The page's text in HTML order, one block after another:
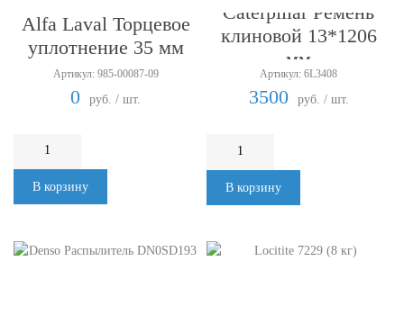
Alfa Laval Торцевое
уплотнение 35 мм
Артикул: 985-00087-09
0 руб. / шт.
В корзину
Caterpillar Ремень
клиновой 13*1206
мм
Артикул: 6L3408
3500 руб. / шт.
В корзину